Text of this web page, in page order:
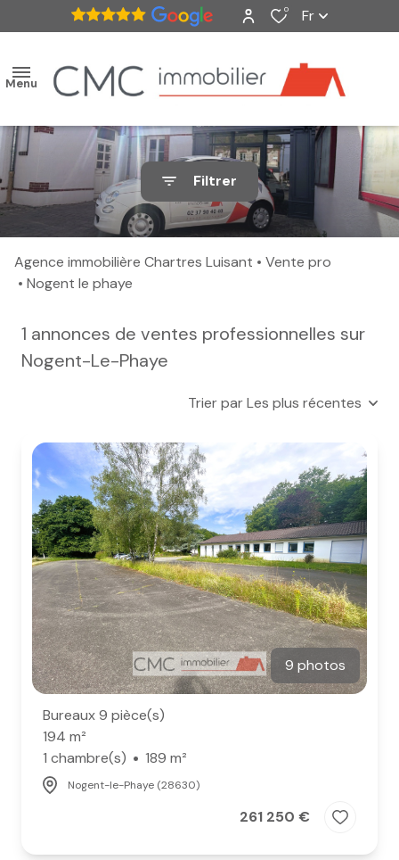
0 Fr
Menu
accueil
ventes
biens
notre
agence
nos
honoraires
contact
Filtrer
Agence immobilière Chartres Luisant
Vente pro
Nogent le phaye
1 annonces de ventes professionnelles sur
Nogent-Le-Phaye
Trier par Les plus récentes
9 photos
Bureaux 9 pièce(s)
194 m²
1 chambre(s)
189 m²
Nogent-le-Phaye (28630)
261 250 €